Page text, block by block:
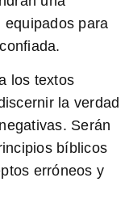
equipados para
los textos
la verdad
Serán
bíblicos
erróneos y